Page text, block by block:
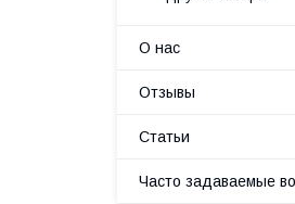
О нас
Отзывы
Статьи
Часто задаваемые